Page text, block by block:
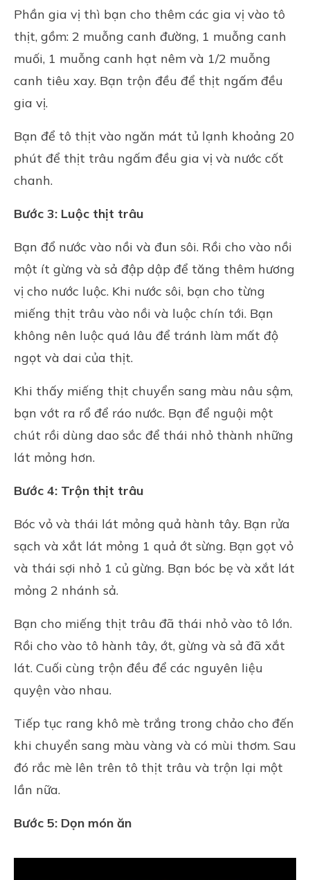
Phần gia vị thì bạn cho thêm các gia vị vào tô
thịt, gồm: 2 muỗng canh đường, 1 muỗng canh
muối, 1 muỗng canh hạt nêm và 1/2 muỗng
canh tiêu xay. Bạn trộn đều để thịt ngấm đều
gia vị.
Bạn để tô thịt vào ngăn mát tủ lạnh khoảng 20
phút để thịt trâu ngấm đều gia vị và nước cốt
chanh.
Bước 3: Luộc thịt trâu
Bạn đổ nước vào nồi và đun sôi. Rồi cho vào nồi
một ít gừng và sả đập dập để tăng thêm hương
vị cho nước luộc. Khi nước sôi, bạn cho từng
miếng thịt trâu vào nồi và luộc chín tới. Bạn
không nên luộc quá lâu để tránh làm mất độ
ngọt và dai của thịt.
Khi thấy miếng thịt chuyển sang màu nâu sậm,
bạn vớt ra rổ để ráo nước. Bạn để nguội một
chút rồi dùng dao sắc để thái nhỏ thành những
lát mỏng hơn.
Bước 4: Trộn thịt trâu
Bóc vỏ và thái lát mỏng quả hành tây. Bạn rửa
sạch và xắt lát mỏng 1 quả ớt sừng. Bạn gọt vỏ
và thái sợi nhỏ 1 củ gừng. Bạn bóc bẹ và xắt lát
mỏng 2 nhánh sả.
Bạn cho miếng thịt trâu đã thái nhỏ vào tô lớn.
Rồi cho vào tô hành tây, ớt, gừng và sả đã xắt
lát. Cuối cùng trộn đều để các nguyên liệu
quyện vào nhau.
Tiếp tục rang khô mè trắng trong chảo cho đến
khi chuyển sang màu vàng và có mùi thơm. Sau
đó rắc mè lên trên tô thịt trâu và trộn lại một
lần nữa.
Bước 5: Dọn món ăn